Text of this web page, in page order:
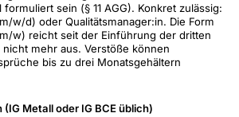
sein (§ 11 AGG). Konkret zulässig:
w/d) oder Qualitätsmanager:in. Die Form
w) reicht seit der Einführung der dritten
mehr aus. Verstöße können
bis zu drei Monatsgehältern
Metall oder IG BCE üblich)